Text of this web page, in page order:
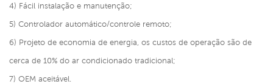
4) Fácil instalação e manutenção;
5) Controlador automático/controle remoto;
6) Projeto de economia de energia, os custos de operação são de
cerca de 10% do ar condicionado tradicional;
7) OEM aceitável.